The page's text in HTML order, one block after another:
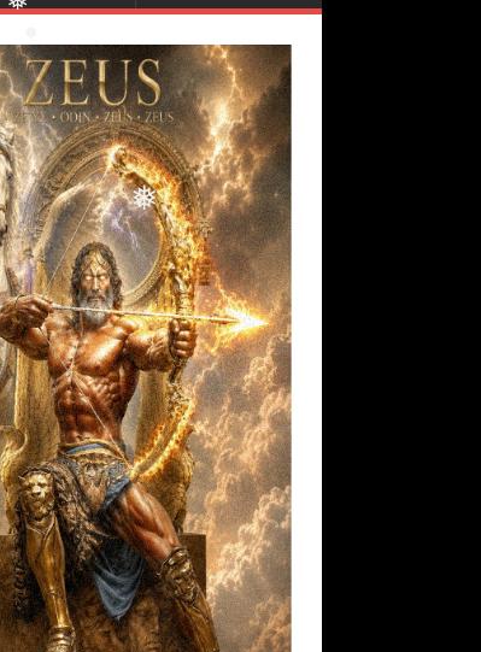
❅
❅
❅